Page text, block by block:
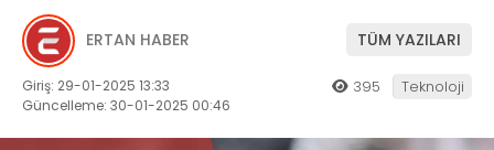
ERTAN HABER TÜM YAZILARI
Giriş: 29-01-2025 13:33
Güncelleme: 30-01-2025 00:46
395 Teknoloji